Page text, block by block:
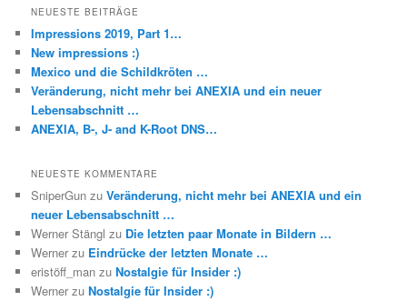
NEUESTE BEITRÄGE
Impressions 2019, Part 1…
New impressions :)
Mexico und die Schildkröten …
Veränderung, nicht mehr bei ANEXIA und ein neuer
Lebensabschnitt …
ANEXIA, B-, J- and K-Root DNS…
NEUESTE KOMMENTARE
SniperGun zuVeränderung, nicht mehr bei ANEXIA und ein
neuer Lebensabschnitt …
Werner Stängl zu Die letzten paar Monate in Bildern …
Werner zu Eindrücke der letzten Monate …
eristöff_man zuNostalgie für Insider :)
Werner zuNostalgie für Insider :)